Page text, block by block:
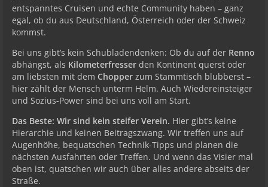
entspanntes Cruisen und echte Community haben – ganz
egal, ob du aus Deutschland, Österreich oder der Schweiz
kommst.
Bei uns gibt’s kein Schubladendenken: Ob du auf der Renno
abhängst, als Kilometerfresser den Kontinent querst oder
am liebsten mit dem Chopper zum Stammtisch blubberst –
hier zählt der Mensch unterm Helm. Auch Wiedereinsteiger
und Sozius-Power sind bei uns voll am Start.
Das Beste: Wir sind kein steifer Verein. Hier gibt’s keine
Hierarchie und keinen Beitragszwang. Wir treffen uns auf
Augenhöhe, bequatschen Technik-Tipps und planen die
nächsten Ausfahrten oder Treffen. Und wenn das Visier mal
oben ist, quatschen wir auch über alles andere abseits der
Straße.